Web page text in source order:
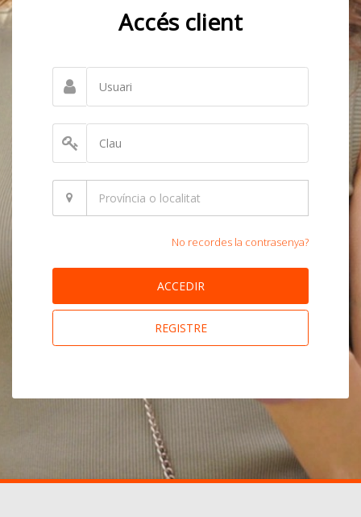
Accés client
No recordes la contrasenya?
ACCEDIR
REGISTRE